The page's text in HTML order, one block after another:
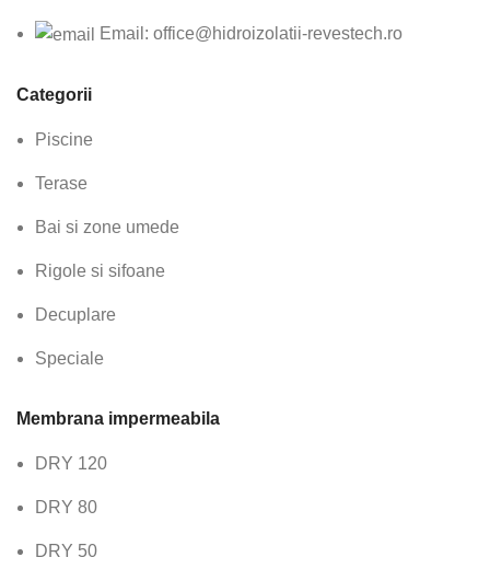
Email: office@hidroizolatii-revestech.ro
Categorii
Piscine
Terase
Bai si zone umede
Rigole si sifoane
Decuplare
Speciale
Membrana impermeabila
DRY 120
DRY 80
DRY 50